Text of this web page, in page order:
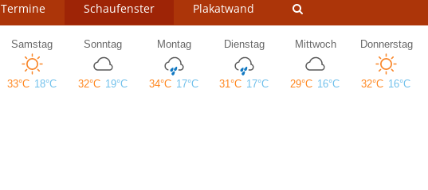
Termine Schaufenster Plakatwand